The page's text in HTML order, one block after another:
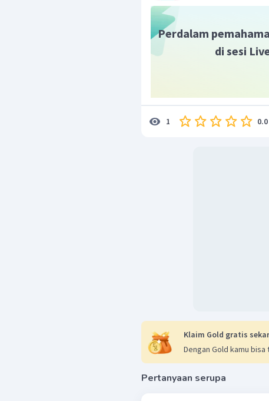
Perdalam
di sesi
1 0.0
Klaim Gold gratis
Dengan Gold kamu
Pertanyaan serupa